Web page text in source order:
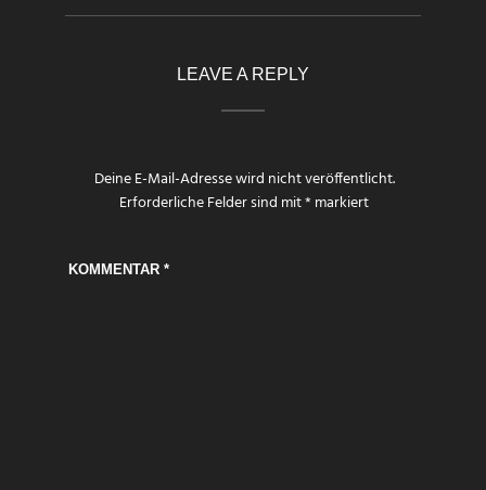
LEAVE A REPLY
Deine E-Mail-Adresse wird nicht veröffentlicht.
Erforderliche Felder sind mit*markiert
KOMMENTAR *